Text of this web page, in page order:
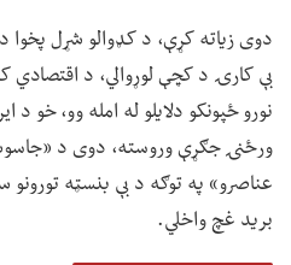
دوی زیاته کړې، د کډوالو شړل پخوا
بې کارۍ د کچې لوړوالي، د اقتصادي
ورځنۍ جګړې وروسته، دوی د
عناصرو» په توګه د بې بنسټه
برید غچ واخلي.